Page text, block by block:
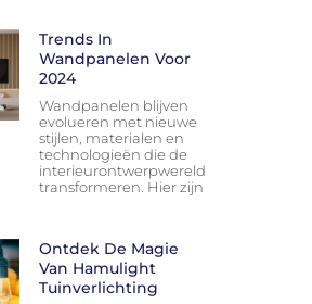
Trends In
Wandpanelen Voor
2024
Wandpanelen blijven
evolueren met nieuwe
stijlen, materialen en
technologieën die de
interieurontwerpwereld
transformeren. Hier zijn
Ontdek De Magie
Van Hamulight
Tuinverlichting